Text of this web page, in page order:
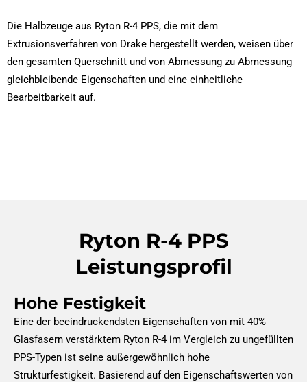
Die Halbzeuge aus Ryton R-4 PPS, die mit dem
Extrusionsverfahren von Drake hergestellt werden, weisen über
den gesamten Querschnitt und von Abmessung zu Abmessung
gleichbleibende Eigenschaften und eine einheitliche
Bearbeitbarkeit auf.
Ryton R-4 PPS
Leistungsprofil
Hohe Festigkeit
Eine der beeindruckendsten Eigenschaften von mit 40%
Glasfasern verstärktem Ryton R-4 im Vergleich zu ungefüllten
PPS-Typen ist seine außergewöhnlich hohe
Strukturfestigkeit. Basierend auf den Eigenschaftswerten von